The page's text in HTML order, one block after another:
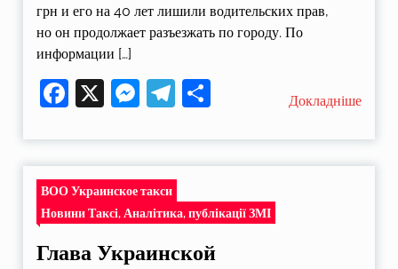
грн и его на 40 лет лишили водительских прав,
но он продолжает разъезжать по городу. По
информации […]
Facebook
X Messenger
Telegram
Поділитися
Докладніше
ВОО Украинское такси
Новини Таксі, Аналітика, публікації ЗМІ
Глава Украинской